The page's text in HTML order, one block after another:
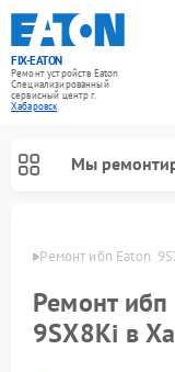
FIX-EATON
Ремонт устройств Eaton
Специализированный
cервисный центр г.
Хабаровск
Мы
Ремонт ибп Eaton
Ремонт
9SX8Ki в